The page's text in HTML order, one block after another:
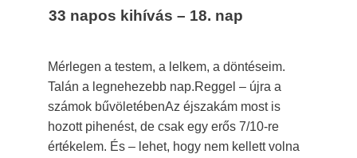
33 napos kihívás – 18. nap
Mérlegen a testem, a lelkem, a döntéseim.
Talán a legnehezebb nap.Reggel – újra a
számok bűvöletébenAz éjszakám most is
hozott pihenést, de csak egy erős 7/10-re
értékelem. És – lehet, hogy nem kellett volna